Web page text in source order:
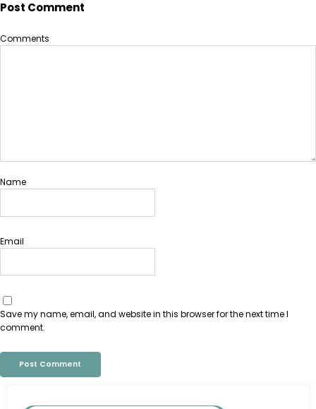
Post Comment
Comments
Name
Email
Save my name, email, and website in this browser for the next time I
comment.